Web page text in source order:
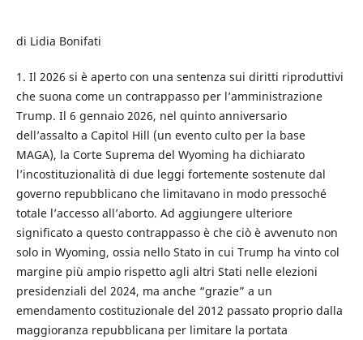
di Lidia Bonifati
1. Il 2026 si è aperto con una sentenza sui diritti riproduttivi
che suona come un contrappasso per l’amministrazione
Trump. Il 6 gennaio 2026, nel quinto anniversario
dell’assalto a Capitol Hill (un evento culto per la base
MAGA), la Corte Suprema del Wyoming ha dichiarato
l’incostituzionalità di due leggi fortemente sostenute dal
governo repubblicano che limitavano in modo pressoché
totale l’accesso all’aborto. Ad aggiungere ulteriore
significato a questo contrappasso è che ciò è avvenuto non
solo in Wyoming, ossia nello Stato in cui Trump ha vinto col
margine più ampio rispetto agli altri Stati nelle elezioni
presidenziali del 2024, ma anche “grazie” a un
emendamento costituzionale del 2012 passato proprio dalla
maggioranza repubblicana per limitare la portata